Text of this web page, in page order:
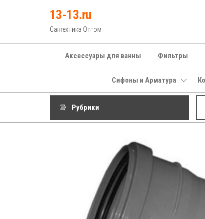
13-13.ru
Сантехника Оптом
Аксессуары для ванны Фильтры
Сифоны и Арматура
Рубрики